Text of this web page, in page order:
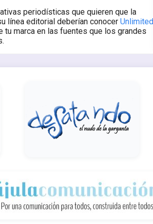
periodísticas que quieren que la
línea editorial deberían conocer Unlimited
marca en las fuentes que los grandes